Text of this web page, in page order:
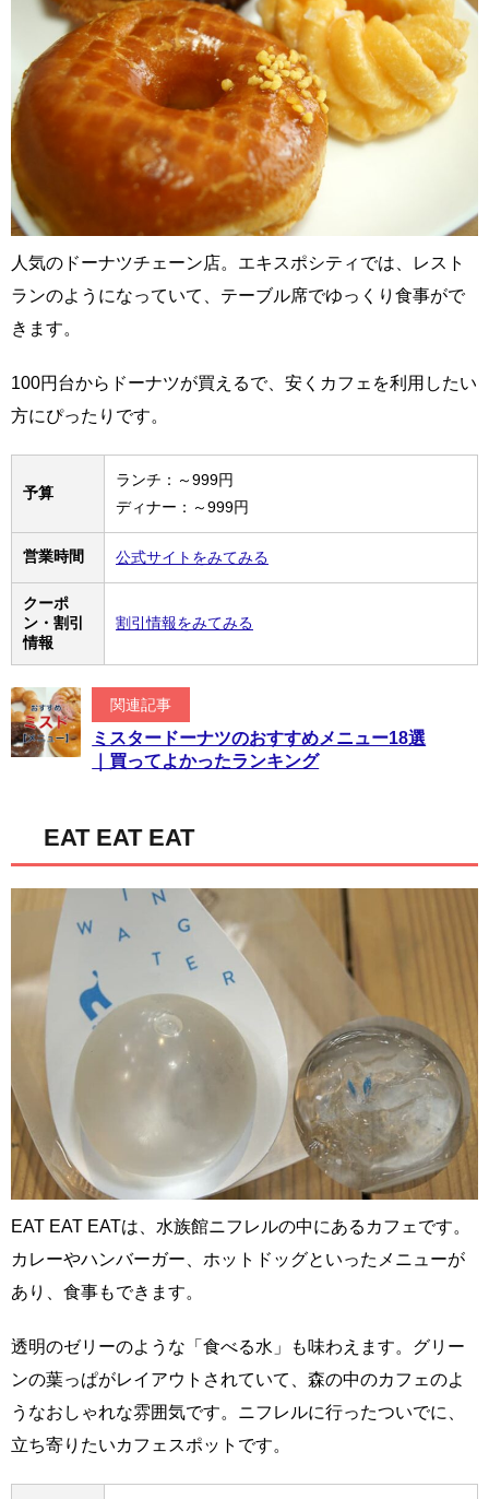
人気のドーナツチェーン店。エキスポシティでは、レスト
ランのようになっていて、テーブル席でゆっくり食事がで
きます。
100円台からドーナツが買えるで、安くカフェを利用したい
方にぴったりです。
予算
ランチ：～999円
ディナー：～999円
営業時間 公式サイトをみてみる
クーポ
ン・割引
情報
割引情報をみてみる
関連記事
ミスタードーナツのおすすめメニュー18選
｜買ってよかったランキング
EAT EAT EAT
EAT EAT EATは、水族館ニフレルの中にあるカフェです。
カレーやハンバーガー、ホットドッグといったメニューが
あり、食事もできます。
透明のゼリーのような「食べる水」も味わえます。グリー
ンの葉っぱがレイアウトされていて、森の中のカフェのよ
うなおしゃれな雰囲気です。ニフレルに行ったついでに、
立ち寄りたいカフェスポットです。